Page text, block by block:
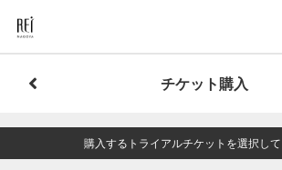
チケット購入
購入するトライアルチケットを選択し